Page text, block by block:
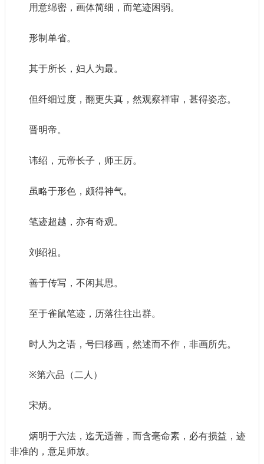
用意绵密，画体简细，而笔迹困弱。
形制单省。
其于所长，妇人为最。
但纤细过度，翻更失真，然观察祥审，甚得姿态。
晋明帝。
讳绍，元帝长子，师王厉。
虽略于形色，颇得神气。
笔迹超越，亦有奇观。
刘绍祖。
善于传写，不闲其思。
至于雀鼠笔迹，历落往往出群。
时人为之语，号曰移画，然述而不作，非画所先。
※第六品（二人）
宋炳。
炳明于六法，迄无适善，而含毫命素，必有损益，迹
非准的，意足师放。